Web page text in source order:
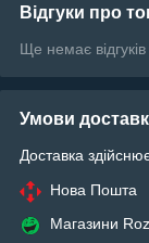
Відгуки про
Ще немає
Умови
Доставка
Нова Пошта
Магазини